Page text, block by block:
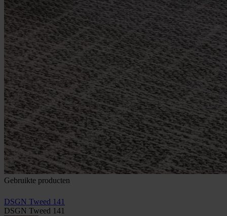
Gebruikte producten
DSGN Tweed 141
DSGN Tweed 141